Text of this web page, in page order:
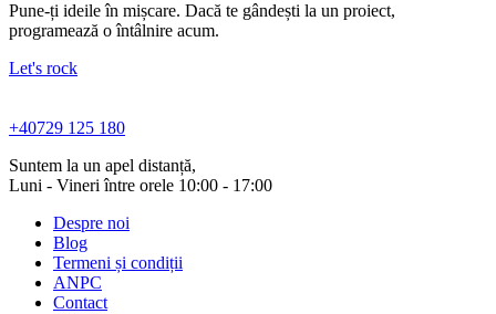
Pune-ți ideile în mișcare. Dacă te gândești la un proiect,
programează o întâlnire acum.
Let's rock
+40729 125 180
Suntem la un apel distanță,
Luni - Vineri între orele 10:00 - 17:00
Despre noi
Blog
Termeni și condiții
ANPC
Contact